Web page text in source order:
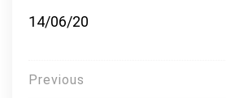
14/06/20
Πλοήγηση
Previous